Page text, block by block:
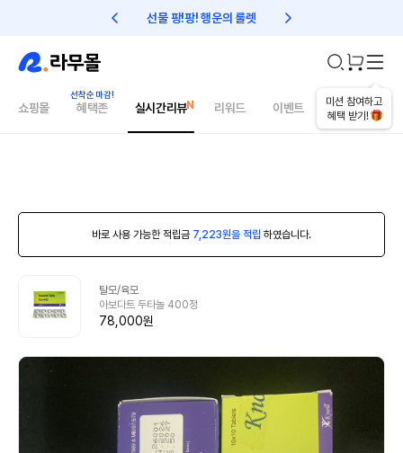
선물 팡!팡! 행운의 룰렛 친구초대 1만원 리워드!
미션 참여하고
혜택 받기!
쇼핑몰 혜택존 실시간리뷰 리워드 이벤트 건강매거진
바로 사용 가능한 적립금 7,223원을 적립 하였습니다.
탈모/육모
아보다트 두타놀 400정
78,000원